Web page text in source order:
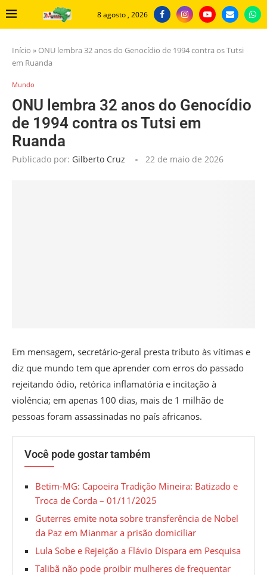
8 agosto , 2026
Início » ONU lembra 32 anos do Genocídio de 1994 contra os Tutsi
em Ruanda
Mundo
ONU lembra 32 anos do Genocídio
de 1994 contra os Tutsi em
Ruanda
Publicado por: Gilberto Cruz 22 de maio de 2026
Em mensagem, secretário-geral presta tributo às vítimas e
diz que mundo tem que aprender com erros do passado
rejeitando ódio, retórica inflamatória e incitação à
violência; em apenas 100 dias, mais de 1 milhão de
pessoas foram assassinadas no país africanos.
Você pode gostar também
Betim-MG: Capoeira Tradição Mineira: Batizado e
Troca de Corda – 01/11/2025
Guterres emite nota sobre transferência de Nobel
da Paz em Mianmar a prisão domiciliar
Lula Sobe e Rejeição a Flávio Dispara em Pesquisa
Talibã não pode proibir mulheres de frequentar